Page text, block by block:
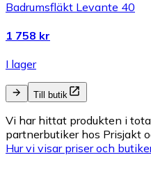
Badrumsfläkt Levante 40
1 758 kr
I lager
Till butik
Vi har hittat produkten i
partnerbutiker hos Prisjakt
Hur vi visar priser och